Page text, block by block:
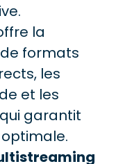
la
formats
les
et les
garantit